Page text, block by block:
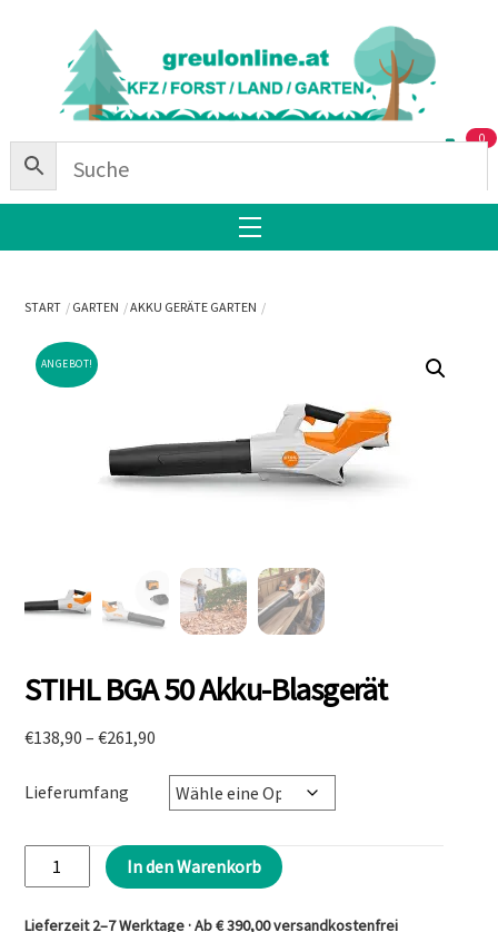
0
Menu
START GARTEN AKKU GERÄTE GARTEN
ANGEBOT!
STIHL BGA 50 Akku-Blasgerät
€138,90 –€261,90
bis
€261,90
Lieferumfang
STIHL
BGA
50
In den Warenkorb
Lieferzeit 2–7 Werktage · Ab € 390,00 versandkostenfrei
To
Top